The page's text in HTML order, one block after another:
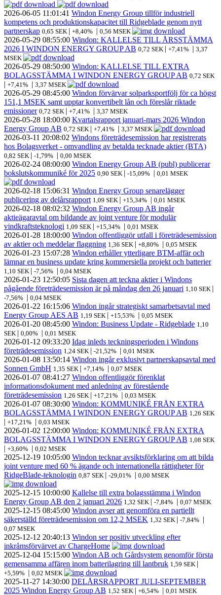
2026-06-05 11:01:41 Windon Energy Group tillför industriell
kompetens och produktionskapacitet till Ridgeblade genom nytt
partnerskap 0,65 SEK | +8,40% | 0,56 MSEK
2026-05-29 08:55:00 Windon: KALLELSE TILL ÅRSSTÄMMA
2026 I WINDON ENERGY GROUP AB 0,72 SEK | +7,41% | 3,37
MSEK
2026-05-29 08:50:00 Windon: KALLELSE TILL EXTRA
BOLAGSSTÄMMA I WINDON ENERGY GROUP AB 0,72 SEK
| +7,41% | 3,37 MSEK
2026-05-29 08:45:00 Windon förvärvar solparksportfölj för ca högst
151,1 MSEK samt upptar konvertibelt lån och föreslår riktade
emissioner 0,72 SEK | +7,41% | 3,37 MSEK
2026-05-28 18:00:00 Kvartalsrapport januari-mars 2026 Windon
Energy Group AB 0,72 SEK | +7,41% | 3,37 MSEK
2026-03-11 20:08:02 Windons företrädesemission har registrerats
hos Bolagsverket - omvandling av betalda tecknade aktier (BTA)
0,82 SEK | -1,79% | 0,00 MSEK
2026-02-24 08:00:00 Windon Energy Group AB (publ) publicerar
bokslutskommuniké för 2025 0,90 SEK | -15,09% | 0,01 MSEK
2026-02-18 15:06:31 Windon Energy Group senarelägger
publicering av delårsrapport 1,09 SEK | +15,34% | 0,01 MSEK
2026-02-18 08:02:32 Windon Energy Group AB ingår
aktieägaravtal om bildande av joint venture för modulär
vindkraftsteknologi 1,09 SEK | +15,34% | 0,01 MSEK
2026-01-28 18:00:00 Windon offentliggör utfall i företrädesemission
av aktier och meddelar flaggning 1,36 SEK | +8,80% | 0,05 MSEK
2026-01-23 15:07:28 Windon erhåller ytterligare BTM-affär och
lämnar en business update kring kommersiella projekt och batterier
1,10 SEK | -7,56% | 0,04 MSEK
2026-01-23 12:50:05 Sista dagen att teckna aktier i Windons
pågående företrädesemission är på måndag den 26 januari 1,10 SEK |
-7,56% | 0,04 MSEK
2026-01-22 16:15:06 Windon ingår strategiskt samarbetsavtal med
Energy Group AES AB 1,19 SEK | +15,53% | 0,05 MSEK
2026-01-20 08:45:00 Windon: Business Update - Ridgeblade 1,10
SEK | 0,00% | 0,01 MSEK
2026-01-12 09:33:20 Idag inleds teckningsperioden i Windons
företrädesemission 1,24 SEK | -21,52% | 0,01 MSEK
2026-01-08 13:50:14 Windon ingår exklusivt partnerskapsavtal med
Sonnen GmbH 1,35 SEK | +7,14% | 0,07 MSEK
2026-01-07 08:41:27 Windon offentliggör förenklat
informationsdokument med anledning av förestående
företrädesemission 1,26 SEK | +17,21% | 0,03 MSEK
2026-01-07 08:30:00 Windon: KOMMUNIKÉ FRÅN EXTRA
BOLAGSSTÄMMA I WINDON ENERGY GROUP AB 1,26 SEK
| +17,21% | 0,03 MSEK
2026-01-02 12:00:00 Windon: KOMMUNIKÉ FRÅN EXTRA
BOLAGSSTÄMMA I WINDON ENERGY GROUP AB 1,08 SEK
| +3,60% | 0,02 MSEK
2025-12-19 10:05:00 Windon tecknar avsiktsförklaring om att bilda
joint venture med 60 % ägande och internationella rättigheter för
RidgeBlade-teknologin 0,87 SEK | -29,01% | 0,00 MSEK
2025-12-15 10:00:00 Kallelse till extra bolagsstämma i Windon
Energy Group AB den 2 januari 2026 1,32 SEK | -7,84% | 0,07 MSEK
2025-12-15 08:45:00 Windon avser att genomföra en partiellt
säkerställd företrädesemission om 12,2 MSEK 1,32 SEK | -7,84% |
0,07 MSEK
2025-12-12 20:40:13 Windon ser positiv utveckling efter
inkråmsförvärvet av ChargeHome
2025-12-04 15:15:00 Windon AB och Gårdsystem genomför första
gemensamma affären inom batterilagring till lantbruk 1,59 SEK |
+5,59% | 0,02 MSEK
2025-11-27 14:30:00 DELÅRSRAPPORT JULI-SEPTEMBER
2025 Windon Energy Group AB 1,52 SEK | +6,54% | 0,01 MSEK